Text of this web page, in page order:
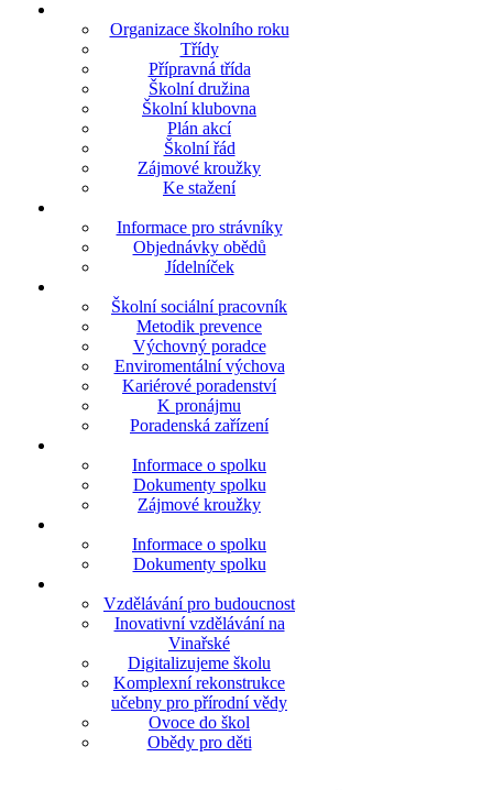
Organizace školního roku
Třídy
Přípravná třída
Školní družina
Školní klubovna
Plán akcí
Školní řád
Zájmové kroužky
Ke stažení
Informace pro strávníky
Objednávky obědů
Jídelníček
Školní sociální pracovník
Metodik prevence
Výchovný poradce
Enviromentální výchova
Kariérové poradenství
K pronájmu
Poradenská zařízení
Informace o spolku
Dokumenty spolku
Zájmové kroužky
Informace o spolku
Dokumenty spolku
Vzdělávání pro budoucnost
Inovativní vzdělávání na
Vinařské
Digitalizujeme školu
Komplexní rekonstrukce
učebny pro přírodní vědy
Ovoce do škol
Obědy pro děti